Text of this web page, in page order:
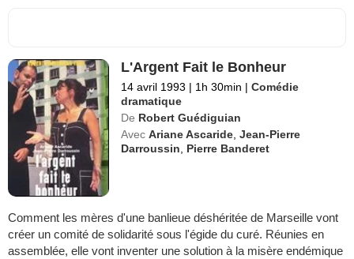
L'Argent Fait le Bonheur
14 avril 1993 | 1h 30min | Comédie
dramatique
De Robert Guédiguian
Avec Ariane Ascaride ,Jean-Pierre
Darroussin
Pierre Banderet
Comment les mères d'une banlieue déshéritée de Marseille vont
créer un comité de solidarité sous l'égide du curé. Réunies en
assemblée, elle vont inventer une solution à la misère endémique